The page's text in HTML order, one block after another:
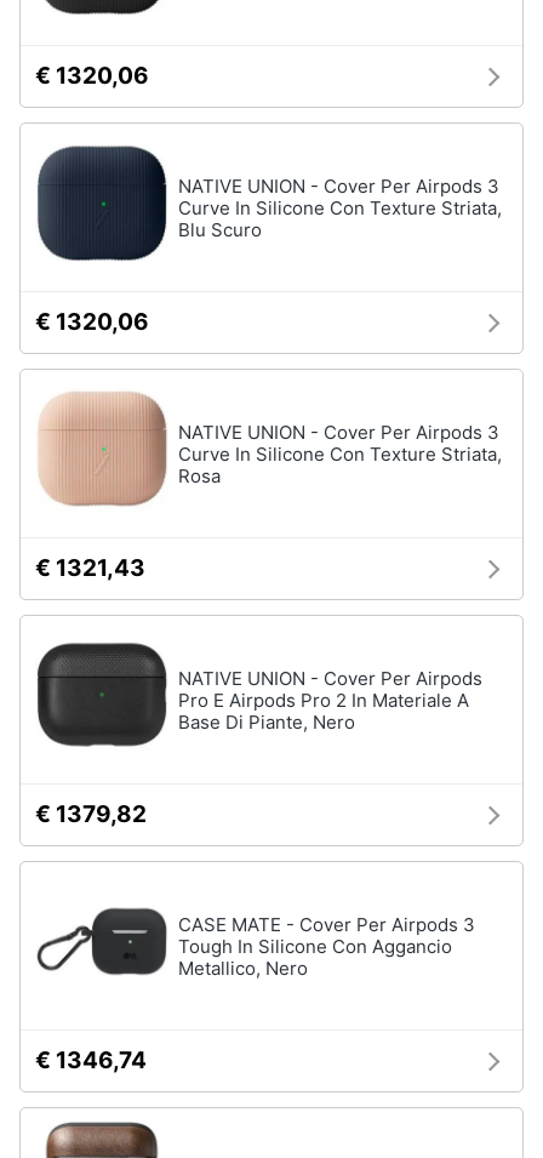
€ 1320,06
NATIVE UNION - Cover Per Airpods 3
Curve In Silicone Con Texture Striata,
Blu Scuro
€ 1320,06
NATIVE UNION - Cover Per Airpods 3
Curve In Silicone Con Texture Striata,
Rosa
€ 1321,43
NATIVE UNION - Cover Per Airpods
Pro E Airpods Pro 2 In Materiale A
Base Di Piante, Nero
€ 1379,82
CASE MATE - Cover Per Airpods 3
Tough In Silicone Con Aggancio
Metallico, Nero
€ 1346,74